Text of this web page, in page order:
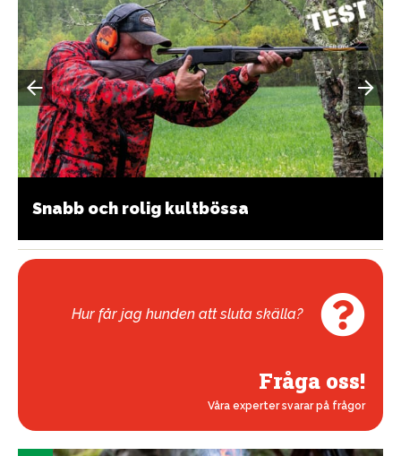
Snabb och rolig kultbössa
Hur får jag hunden att sluta skälla?
Fråga oss!
Våra experter svarar på frågor